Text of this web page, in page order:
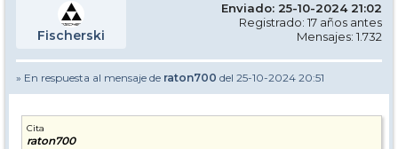
Fischerski
Enviado: 25-10-2024 21:02
Registrado: 17 años antes
Mensajes: 1.732
» En respuesta al mensaje de raton700 del 25-10-2024 20:51
Cita
raton700